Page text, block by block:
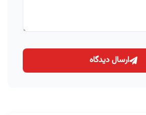
ارسال دیدگاه